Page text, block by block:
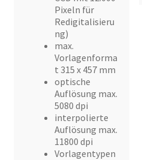
Pixeln für
Redigitalisieru
ng)
max.
Vorlagenforma
t 315 x 457 mm
optische
Auflösung max.
5080 dpi
interpolierte
Auflösung max.
11800 dpi
Vorlagentypen